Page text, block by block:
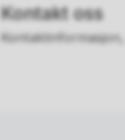
Kontakt oss